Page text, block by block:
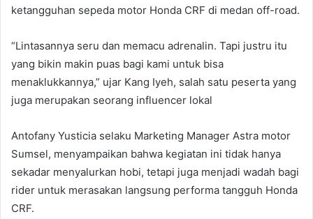
ketangguhan sepeda motor Honda CRF di medan off-road.
“Lintasannya seru dan memacu adrenalin. Tapi justru itu
yang bikin makin puas bagi kami untuk bisa
menaklukkannya,” ujar Kang Iyeh, salah satu peserta yang
juga merupakan seorang influencer lokal
Antofany Yusticia selaku Marketing Manager Astra motor
Sumsel, menyampaikan bahwa kegiatan ini tidak hanya
sekadar menyalurkan hobi, tetapi juga menjadi wadah bagi
rider untuk merasakan langsung performa tangguh Honda
CRF.